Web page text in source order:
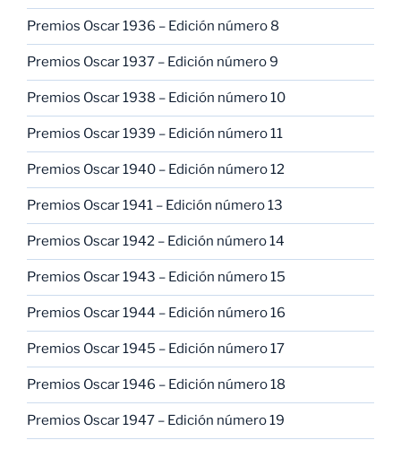
Premios Oscar 1936 – Edición número 8
Premios Oscar 1937 – Edición número 9
Premios Oscar 1938 – Edición número 10
Premios Oscar 1939 – Edición número 11
Premios Oscar 1940 – Edición número 12
Premios Oscar 1941 – Edición número 13
Premios Oscar 1942 – Edición número 14
Premios Oscar 1943 – Edición número 15
Premios Oscar 1944 – Edición número 16
Premios Oscar 1945 – Edición número 17
Premios Oscar 1946 – Edición número 18
Premios Oscar 1947 – Edición número 19